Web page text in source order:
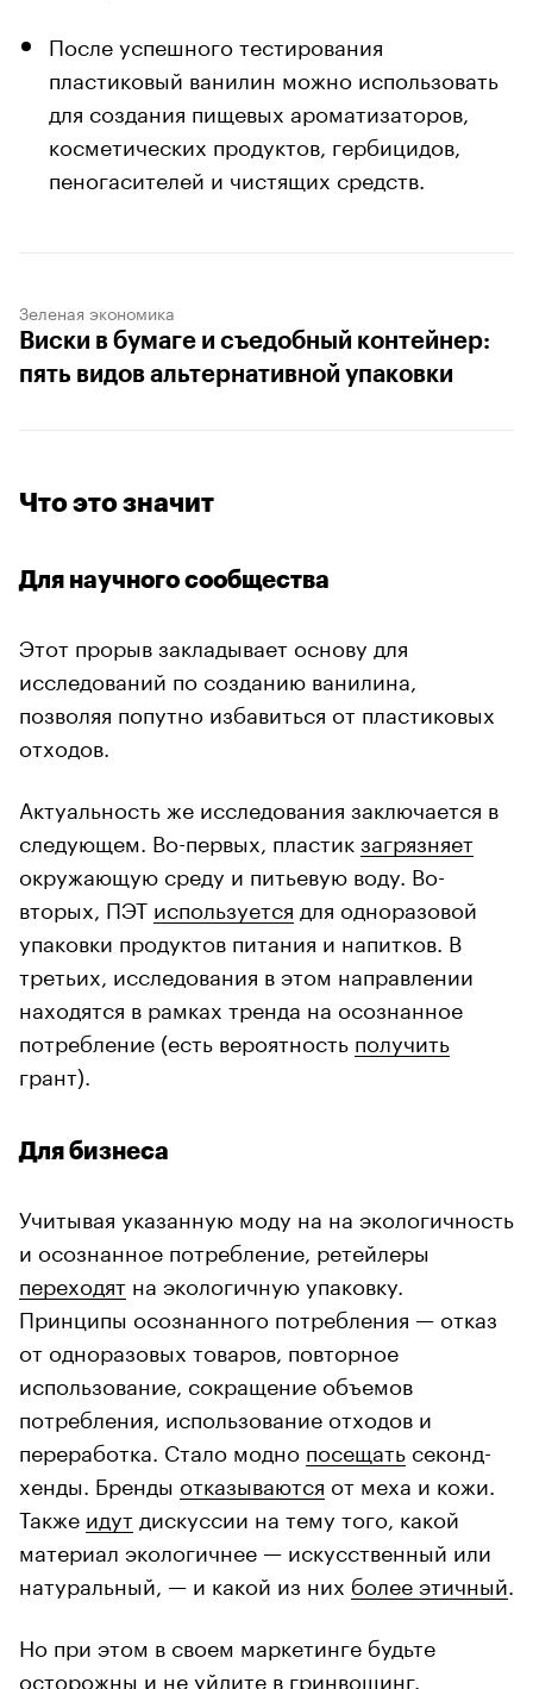
После успешного тестирования
пластиковый ванилин можно использовать
для создания пищевых ароматизаторов,
косметических продуктов, гербицидов,
пеногасителей и чистящих средств.
Зеленая экономика
Виски в бумаге и съедобный контейнер:
пять видов альтернативной упаковки
Что это значит
Для научного сообщества
Этот прорыв закладывает основу для
исследований по созданию ванилина,
позволяя попутно избавиться от пластиковых
отходов.
Актуальность же исследования заключается в
следующем. Во-первых, пластикзагрязняет
окружающую среду и питьевую воду. Во-
вторых, ПЭТ используется для одноразовой
упаковки продуктов питания и напитков. В
третьих, исследования в этом направлении
находятся в рамках тренда на осознанное
потребление (есть вероятность получить
грант).
Для бизнеса
Учитывая указанную моду на на экологичность
и осознанное потребление, ретейлеры
переходят на экологичную упаковку.
Принципы осознанного потребления — отказ
от одноразовых товаров, повторное
использование, сокращение объемов
потребления, использование отходов и
переработка. Стало модно посещать секонд-
хенды. Бренды отказываются от меха и кожи.
Также идут дискуссии на тему того, какой
материал экологичнее — искусственный или
натуральный, — и какой из них более этичный
Но при этом в своем маркетинге будьте
осторожны и неуйдите в гринвошинг.